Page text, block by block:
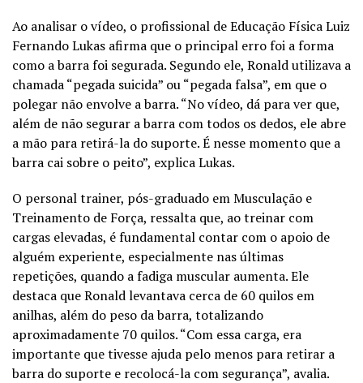
Ao analisar o vídeo, o profissional de Educação Física Luiz
Fernando Lukas afirma que o principal erro foi a forma
como a barra foi segurada. Segundo ele, Ronald utilizava a
chamada “pegada suicida” ou “pegada falsa”, em que o
polegar não envolve a barra. “No vídeo, dá para ver que,
além de não segurar a barra com todos os dedos, ele abre
a mão para retirá-la do suporte. É nesse momento que a
barra cai sobre o peito”, explica Lukas.
O personal trainer, pós-graduado em Musculação e
Treinamento de Força, ressalta que, ao treinar com
cargas elevadas, é fundamental contar com o apoio de
alguém experiente, especialmente nas últimas
repetições, quando a fadiga muscular aumenta. Ele
destaca que Ronald levantava cerca de 60 quilos em
anilhas, além do peso da barra, totalizando
aproximadamente 70 quilos. “Com essa carga, era
importante que tivesse ajuda pelo menos para retirar a
barra do suporte e recolocá-la com segurança”, avalia.